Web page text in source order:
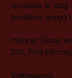
anställda är idag
beräknas uppgå
miljoner. Bland
Sifo, Telia
Volkswagen.